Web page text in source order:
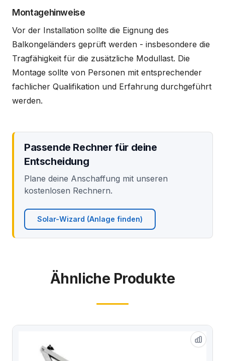
Montagehinweise
Vor der Installation sollte die Eignung des
Balkongeländers geprüft werden - insbesondere die
Tragfähigkeit für die zusätzliche Modullast. Die
Montage sollte von Personen mit entsprechender
fachlicher Qualifikation und Erfahrung durchgeführt
werden.
Passende Rechner für deine
Entscheidung
Plane deine Anschaffung mit unseren
kostenlosen Rechnern.
Solar-Wizard (Anlage finden)
Ähnliche Produkte